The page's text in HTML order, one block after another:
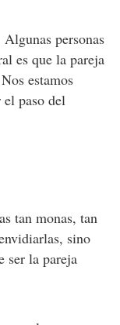
Algunas personas
es que la pareja
estamos
paso del
tan monas, tan
sino
ser la pareja